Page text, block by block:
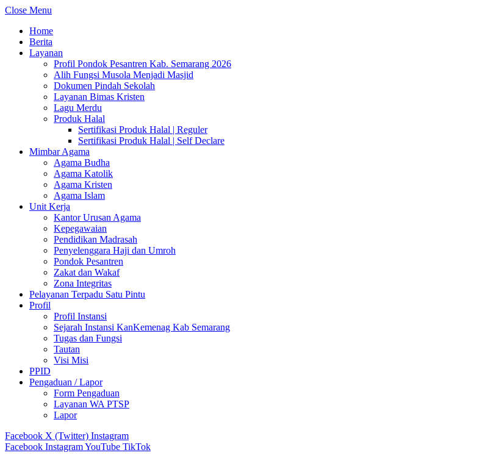
Close Menu
Home
Berita
Layanan
Profil Pondok Pesantren Kab. Semarang 2026
Alih Fungsi Musola Menjadi Masjid
Dokumen Pindah Sekolah
Layanan Bimas Kristen
Lagu Merdu
Produk Halal
Sertifikasi Produk Halal | Reguler
Sertifikasi Produk Halal | Self Declare
Mimbar Agama
Agama Budha
Agama Katolik
Agama Kristen
Agama Islam
Unit Kerja
Kantor Urusan Agama
Kepegawaian
Pendidikan Madrasah
Penyelenggara Haji dan Umroh
Pondok Pesantren
Zakat dan Wakaf
Zona Integritas
Pelayanan Terpadu Satu Pintu
Profil
Profil Instansi
Sejarah Instansi KanKemenag Kab Semarang
Tugas dan Fungsi
Tautan
Visi Misi
PPID
Pengaduan / Lapor
Form Pengaduan
Layanan WA PTSP
Lapor
Facebook X (Twitter) Instagram
Facebook InstagramYouTube TikTok